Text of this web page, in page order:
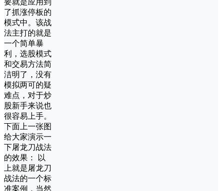
要就是应用到
了抓涨停板的
模式中。该战
法主打的就是
一个简单暴
利，选股模式
和交易方法简
洁明了，没有
模拟两可的疑
难点，对于炒
股新手来说也
很容易上手。
下面上一张图
给大家演示一
下屠龙刀战法
的效果： 以
上就是屠龙刀
战法的一个标
准案例，当然